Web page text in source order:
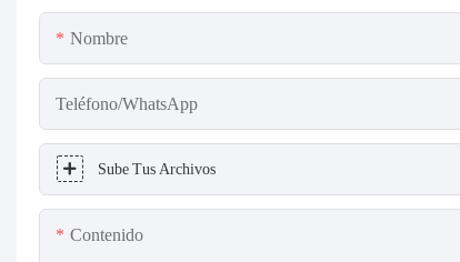
Nombre
Teléfono/WhatsApp
Sube Tus Archivos
Contenido